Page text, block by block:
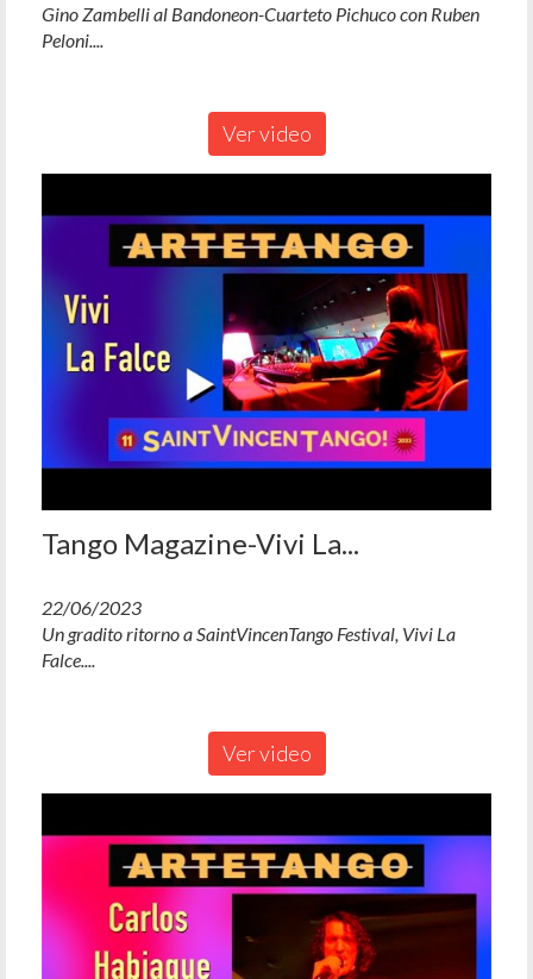
Gino Zambelli al Bandoneon-Cuarteto Pichuco con Ruben
Peloni....
Ver video
Tango Magazine-Vivi La...
22/06/2023
Un gradito ritorno a SaintVincenTango Festival, Vivi La
Falce....
Ver video